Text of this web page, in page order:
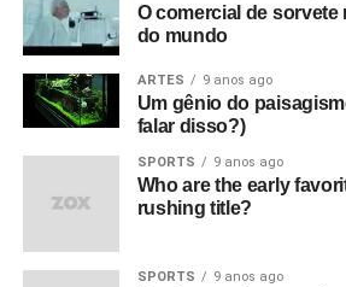
O comercial de
do mundo
ARTES 9 anos ago
Um gênio do
falar disso?)
SPORTS 9 anos ago
Who are the early
rushing title?
SPORTS 9 anos ago